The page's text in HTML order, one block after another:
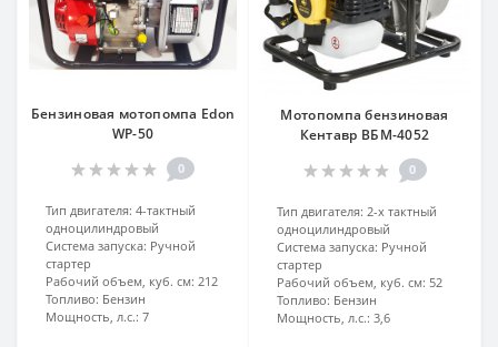
Бензиновая мотопомпа Edon
WP-50
0
Тип двигателя: 4-тактный
одноцилиндровый
Система запуска: Ручной
стартер
Рабочий объем, куб. см: 212
Топливо: Бензин
Мощность, л.с.: 7
Мотопомпа бензиновая
Кентавр ВБМ-4052
0
Тип двигателя: 2-х тактный
одноцилиндровый
Система запуска: Ручной
стартер
Рабочий объем, куб. см: 52
Топливо: Бензин
Мощность, л.с.: 3,6